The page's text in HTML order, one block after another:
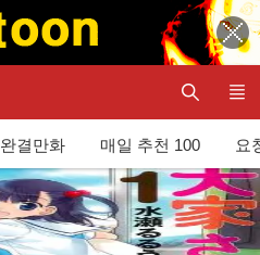
완결만화 매일 추천 100 요